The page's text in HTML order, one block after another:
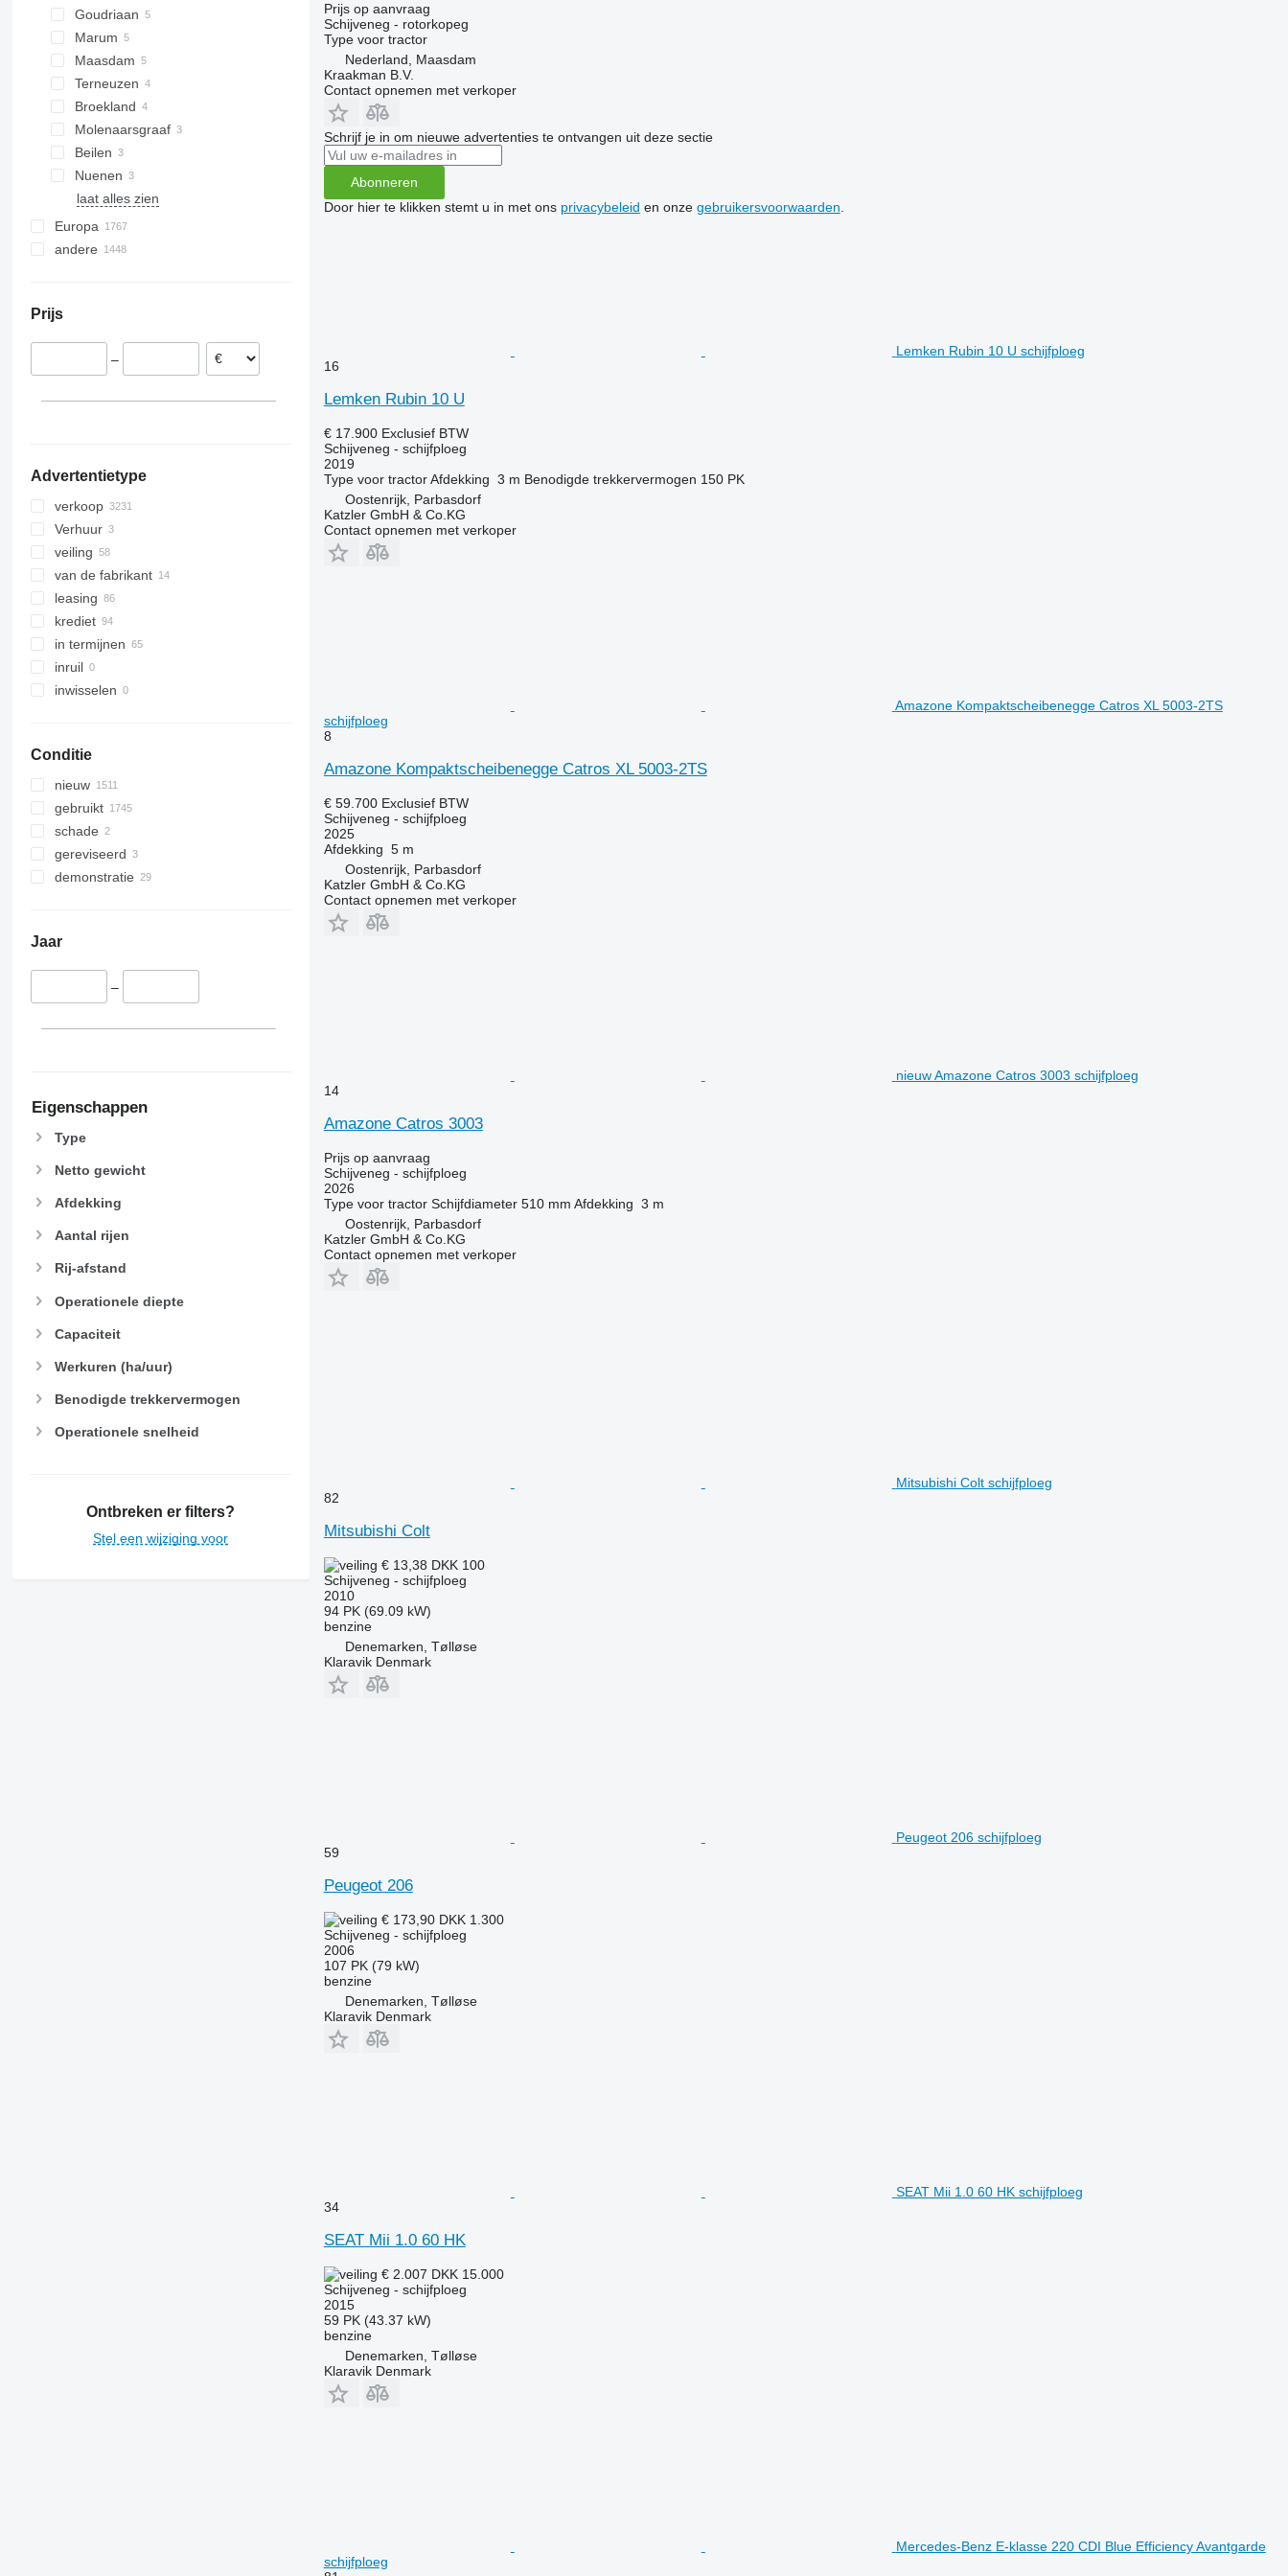
Goudriaan
Marum
Maasdam
Terneuzen
Broekland
Molenaarsgraaf
Beilen
Nuenen
laat alles zien
Europa
Duitsland
Oostenrijk
Hongarije
andere
Argentinië
Colombia
Prijs
–
Advertentietype
verkoop
Verhuur
veiling
van de fabrikant
leasing
krediet
in termijnen
inruil
inwisselen
Conditie
nieuw
gebruikt
schade
gereviseerd
demonstratie
Jaar
–
Eigenschappen
Type
Netto gewicht
Afdekking
Aantal rijen
Rij-afstand
Operationele diepte
Capaciteit
Werkuren (ha/uur)
Benodigde trekkervermogen
Operationele snelheid
Ontbreken er filters?
Stel een wijziging voor
Prijs op aanvraag
Schijveneg - rotorkopeg
Type voor tractor
Nederland, Maasdam
Kraakman B.V.
Contact opnemen met verkoper
Schrijf je in om nieuwe advertenties te ontvangen uit deze sectie
Abonneren
Door hier te klikken stemt u in met ons privacybeleid en onze gebruikersvoorwaarden
Lemken Rubin 10 U schijfploeg
16
Lemken Rubin 10 U
€ 17.900 Exclusief BTW
Schijveneg - schijfploeg
2019
Type voor tractor Afdekking 3 m Benodigde trekkervermogen 150 PK
Oostenrijk, Parbasdorf
Katzler GmbH & Co.KG
Contact opnemen met verkoper
Amazone Kompaktscheibenegge Catros XL 5003-2TS
schijfploeg
8
Amazone Kompaktscheibenegge Catros XL 5003-2TS
€ 59.700 Exclusief BTW
Schijveneg - schijfploeg
2025
Afdekking 5 m
Oostenrijk, Parbasdorf
Katzler GmbH & Co.KG
Contact opnemen met verkoper
nieuw Amazone Catros 3003 schijfploeg
14
Amazone Catros 3003
Prijs op aanvraag
Schijveneg - schijfploeg
2026
Type voor tractor Schijfdiameter 510 mm Afdekking 3 m
Oostenrijk, Parbasdorf
Katzler GmbH & Co.KG
Contact opnemen met verkoper
Mitsubishi Colt schijfploeg
82
Mitsubishi Colt
€ 13,38 DKK 100
Schijveneg - schijfploeg
2010
94 PK (69.09 kW)
benzine
Denemarken, Tølløse
Klaravik Denmark
Peugeot 206 schijfploeg
59
Peugeot 206
€ 173,90 DKK 1.300
Schijveneg - schijfploeg
2006
107 PK (79 kW)
benzine
Denemarken, Tølløse
Klaravik Denmark
SEAT Mii 1.0 60 HK schijfploeg
34
SEAT Mii 1.0 60 HK
€ 2.007 DKK 15.000
Schijveneg - schijfploeg
2015
59 PK (43.37 kW)
benzine
Denemarken, Tølløse
Klaravik Denmark
Mercedes-Benz E-klasse 220 CDI Blue Efficiency Avantgarde
schijfploeg